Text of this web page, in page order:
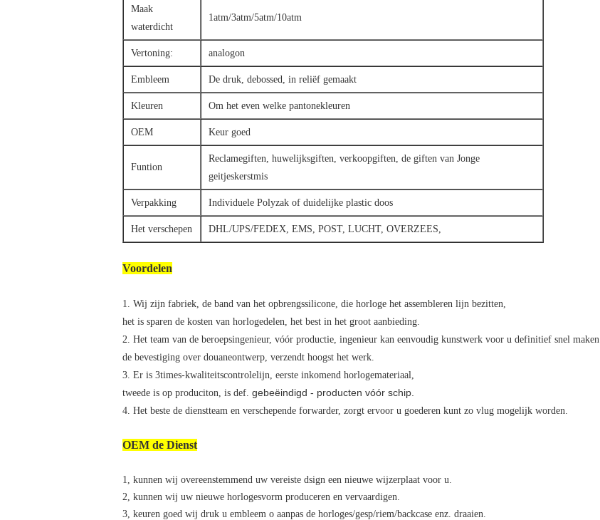
Maak
waterdicht
1atm/3atm/5atm/10atm
Vertoning: analogon
Embleem De druk, debossed, in reliëf gemaakt
Kleuren Om het even welke pantonekleuren
OEM Keur goed
Funtion
Reclamegiften, huwelijksgiften, verkoopgiften, de giften van Jonge
geitjeskerstmis
Verpakking Individuele Polyzak of duidelijke plastic doos
Het verschepen DHL/UPS/FEDEX, EMS, POST, LUCHT, OVERZEES,
Voordelen
1. Wij zijn fabriek, de band van het opbrengssilicone, die horloge het assembleren lijn bezitten,
het is sparen de kosten van horlogedelen, het best in het groot aanbieding.
2. Het team van de beroepsingenieur, vóór productie, ingenieur kan eenvoudig kunstwerk voor u definitief snel maken
de bevestiging over douaneontwerp, verzendt hoogst het werk.
3. Er is 3times-kwaliteitscontrolelijn, eerste inkomend horlogemateriaal,
tweede is op produciton, is def. gebeëindigd - producten vóór schip.
4. Het beste de dienstteam en verschepende forwarder, zorgt ervoor u goederen kunt zo vlug mogelijk worden.
OEM de Dienst
1, kunnen wij overeenstemmend uw vereiste dsign een nieuwe wijzerplaat voor u.
2, kunnen wij uw nieuwe horlogesvorm produceren en vervaardigen.
3, keuren goed wij druk u embleem o aanpas de horloges/gesp/riem/backcase enz. draaien.